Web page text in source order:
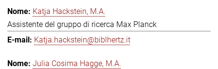
Katja Hackstein, M.A.
Assistente del gruppo di ricerca Max Planck
Katja.hackstein@biblhertz.it
Julia Cosima Hagge, M.A.